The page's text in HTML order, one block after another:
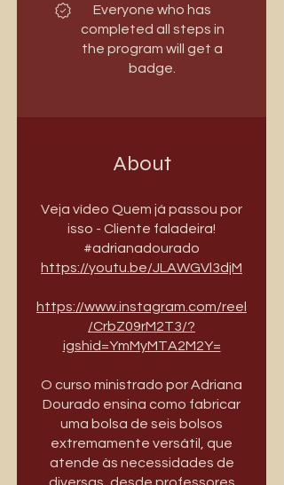
Everyone who has
completed all steps in
the program will get a
badge.
About
Veja vídeo Quem já passou por
isso - Cliente faladeira!
https://youtu.be/JLAWGVl3djM
https://www.instagram.com/reel
/CrbZ09rM2T3/?
igshid=YmMyMTA2M2Y=
O curso ministrado por Adriana
Dourado ensina como fabricar
uma bolsa de seis bolsos
extremamente versátil, que
atende às necessidades de